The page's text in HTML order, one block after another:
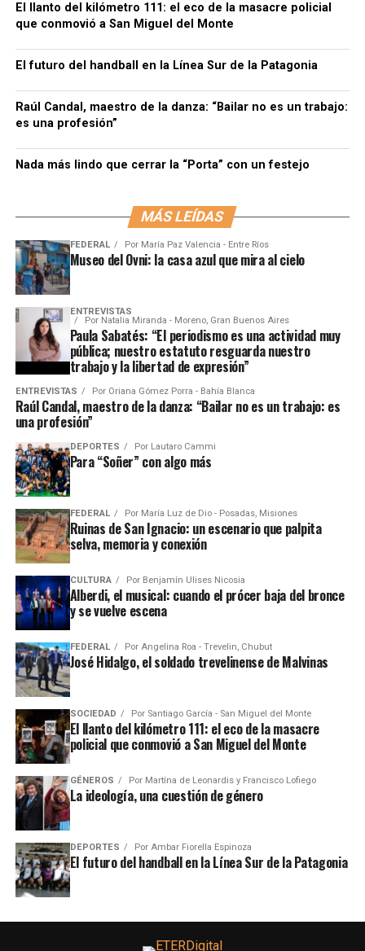
El llanto del kilómetro 111: el eco de la masacre policial
que conmovió a San Miguel del Monte
El futuro del handball en la Línea Sur de la Patagonia
Raúl Candal, maestro de la danza: “Bailar no es un trabajo:
es una profesión”
Nada más lindo que cerrar la “Porta” con un festejo
MÁS LEÍDAS
FEDERAL Por María Paz Valencia - Entre Ríos
Museo del Ovni: la casa azul que mira al cielo
ENTREVISTAS
Por Natalia Miranda - Moreno, Gran Buenos Aires
Paula Sabatés: “El periodismo es una actividad muy
pública; nuestro estatuto resguarda nuestro
trabajo y la libertad de expresión”
ENTREVISTAS Por Oriana Gómez Porra - Bahía Blanca
Raúl Candal, maestro de la danza: “Bailar no es un trabajo: es
una profesión”
DEPORTES Por Lautaro Cammi
Para “Soñer” con algo más
FEDERAL Por María Luz de Dio - Posadas, Misiones
Ruinas de San Ignacio: un escenario que palpita
selva, memoria y conexión
CULTURA Por Benjamín Ulises Nicosia
Alberdi, el musical: cuando el prócer baja del bronce
y se vuelve escena
FEDERAL Por Angelina Roa - Trevelin, Chubut
José Hidalgo, el soldado trevelinense de Malvinas
SOCIEDAD Por Santiago García - San Miguel del Monte
El llanto del kilómetro 111: el eco de la masacre
policial que conmovió a San Miguel del Monte
GÉNEROS Por Martína de Leonardis y Francisco Lofiego
La ideología, una cuestión de género
DEPORTES Por Ambar Fiorella Espinoza
El futuro del handball en la Línea Sur de la Patagonia